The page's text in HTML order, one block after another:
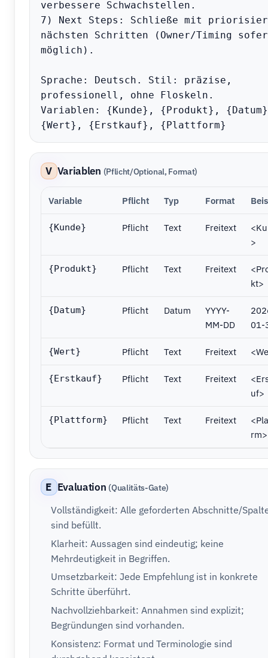
verbessere Schwachstellen.
7) Next Steps: Schließe mit
nächsten Schritten (Owner/Timing
möglich).
Sprache: Deutsch. Stil: präzise,
professionell, ohne Floskeln.
Variablen: {Kunde}, {Produkt},
{Wert}, {Erstkauf}, {Plattform}
V Variablen (Pflicht/Optional, Format)
Variable Pflicht Typ Format
{Kunde} Pflicht Text Freitext
>
{Produkt} Pflicht Text Freitext
kt>
{Datum} Pflicht Datum
YYYY-
MM-DD
01-
{Wert} Pflicht Text Freitext
{Erstkauf} Pflicht Text Freitext
uf>
{Plattform} Pflicht Text Freitext
rm>
E Evaluation (Qualitäts-Gate)
Vollständigkeit: Alle geforderten Abschnitte/
sind befüllt.
Klarheit: Aussagen sind eindeutig; keine
Mehrdeutigkeit in Begriffen.
Umsetzbarkeit: Jede Empfehlung ist in konkrete
Schritte überführt.
Nachvollziehbarkeit: Annahmen sind explizit;
Begründungen sind vorhanden.
Konsistenz: Format und Terminologie sind